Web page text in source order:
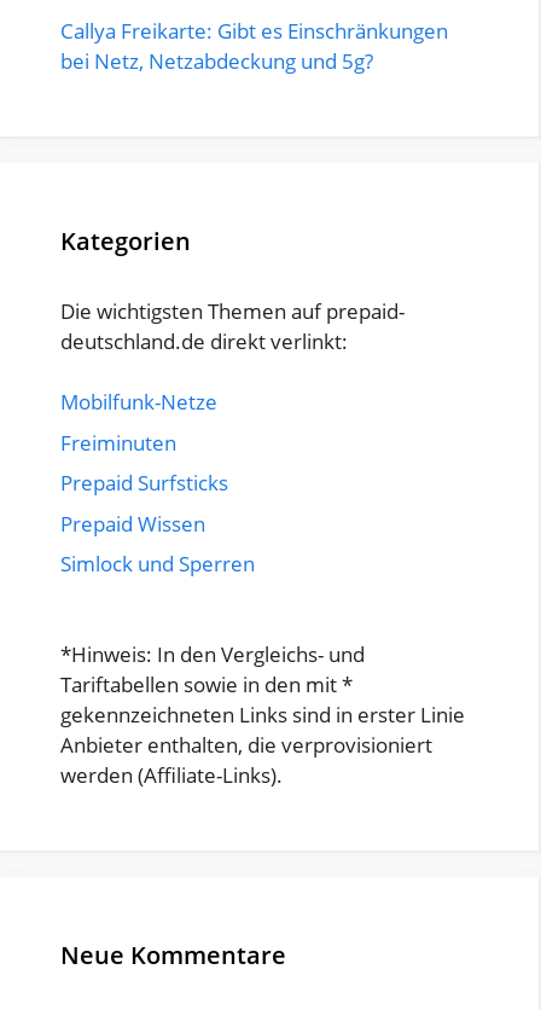
Callya Freikarte: Gibt es Einschränkungen
bei Netz, Netzabdeckung und 5g?
Kategorien
Die wichtigsten Themen auf prepaid-
deutschland.de direkt verlinkt:
Mobilfunk-Netze
Freiminuten
Prepaid Surfsticks
Prepaid Wissen
Simlock und Sperren
*Hinweis: In den Vergleichs- und
Tariftabellen sowie in den mit *
gekennzeichneten Links sind in erster Linie
Anbieter enthalten, die verprovisioniert
werden (Affiliate-Links).
Neue Kommentare